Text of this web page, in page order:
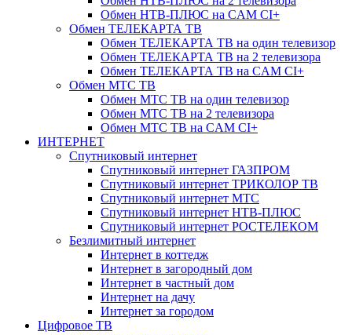
Обмен НТВ-ПЛЮС на CAM CI+
Обмен ТЕЛЕКАРТА ТВ
Обмен ТЕЛЕКАРТА ТВ на один телевизор
Обмен ТЕЛЕКАРТА ТВ на 2 телевизора
Обмен ТЕЛЕКАРТА ТВ на CAM CI+
Обмен МТС ТВ
Обмен МТС ТВ на один телевизор
Обмен МТС ТВ на 2 телевизора
Обмен МТС ТВ на CAM CI+
ИНТЕРНЕТ
Спутниковый интернет
Спутниковый интернет ГАЗПРОМ
Спутниковый интернет ТРИКОЛОР ТВ
Спутниковый интернет МТС
Спутниковый интернет НТВ-ПЛЮС
Спутниковый интернет РОСТЕЛЕКОМ
Безлимитный интернет
Интернет в коттедж
Интернет в загородный дом
Интернет в частный дом
Интернет на дачу
Интернет за городом
Цифровое ТВ